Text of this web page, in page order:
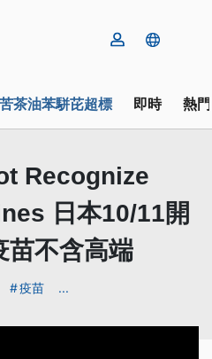
苦茶油苯駢芘超標 即時 熱
Recognize
日本10/11開
苗不含高端
疫苗 ...